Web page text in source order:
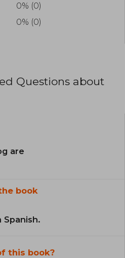
0% (0)
0% (0)
Questions about
are
book
this book?